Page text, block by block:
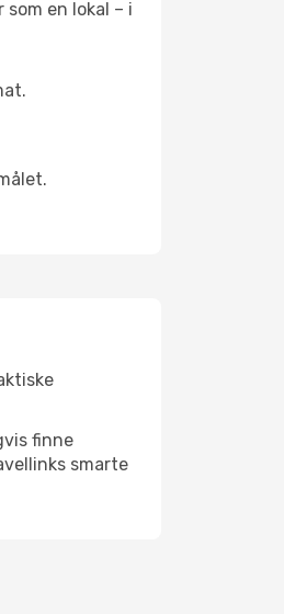
en lokal – i
finne
smarte